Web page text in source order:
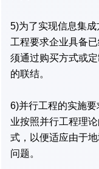
5)为了实现信息集
工程要求企业具备
须通过购买方式或
的联结。
6)并行工程的实施
业按照并行工程理
式，以便适应由于
问题。